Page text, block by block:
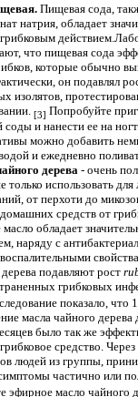
Пищевая сода,
натрия, обладает
что пищевая сода
которые обычно
он подавлял
изолятов,
[3] Попробуйте
и нанести ее на
можно добавить
и ежедневно
дерева - очень
только использовать
от перхоти до
средств от
обладает
наряду с
подавляют рост
грибковых
показало, что
масла чайного дерева
было так же
средство.
людей из группы,
частично или
эфирное масло чайного